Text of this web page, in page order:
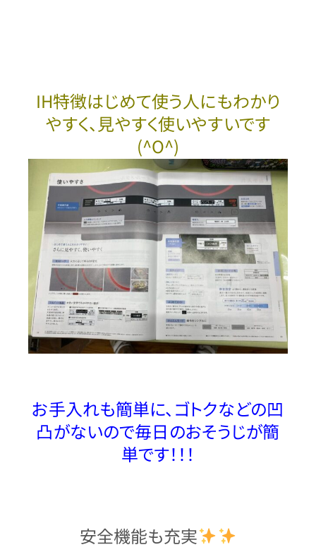
IH特徴はじめて使う人にもわかり
やすく、見やすく使いやすいです
(^O^)
お手入れも簡単に、ゴトクなどの凹
凸がないので毎日のおそうじが簡
単です！！！
安全機能も充実